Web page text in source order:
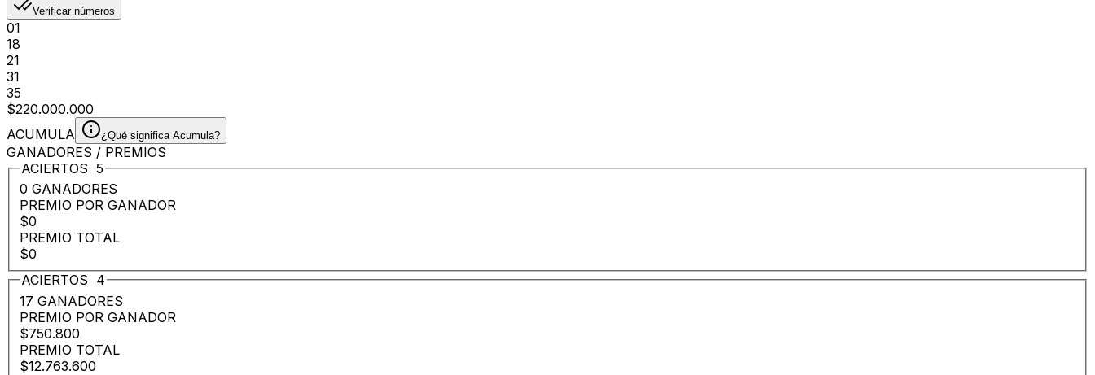
Verificar números
01
18
21
31
35
$220.000.000
ACUMULA
¿Qué significa Acumula?
GANADORES / PREMIOS
ACIERTOS 5
0 GANADORES
PREMIO POR GANADOR
$0
PREMIO TOTAL
$0
ACIERTOS 4
17 GANADORES
PREMIO POR GANADOR
$750.800
PREMIO TOTAL
$12.763.600